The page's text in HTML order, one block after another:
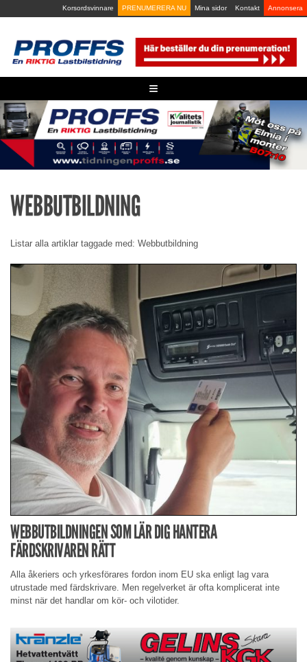
to
Korsordsvinnare PRENUMERERA NU Mina sidor Kontakt Annonsera
≡
WEBBUTBILDNING
Listar alla artiklar taggade med: Webbutbildning
WEBBUTBILDNINGEN SOM LÄR DIG HANTERA
FÄRDSKRIVAREN RÄTT
Alla åkeriers och yrkesförares fordon inom EU ska enligt lag vara
utrustade med färdskrivare. Men regelverket är ofta komplicerat inte
minst när det handlar om kör- och vilotider.